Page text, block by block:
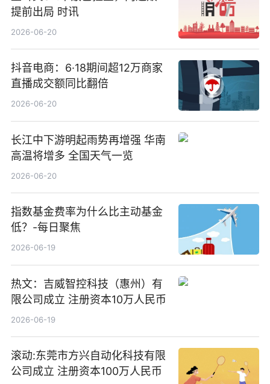
提前出局 时讯
2026-06-20
抖音电商：6·18期间超12万商家
直播成交额同比翻倍
2026-06-20
长江中下游明起雨势再增强 华南
高温将增多 全国天气一览
2026-06-20
指数基金费率为什么比主动基金
低？-每日聚焦
2026-06-19
热文：吉威智控科技（惠州）有
限公司成立 注册资本10万人民币
2026-06-19
滚动:东莞市方兴自动化科技有限
公司成立 注册资本100万人民币